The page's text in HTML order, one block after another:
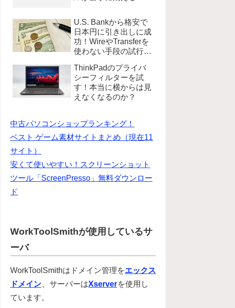
U.S. Bankから格安で
日本円に引き出しに成
功！WireやTransferを
使わない手段の試行錯
ThinkPadのプライバ
シーフィルターを試
す！本当に横からは見
えなくなるのか？
中古パソコンショップランキング！
ベスト ゲーム素材サイトまとめ（現在11
サイト）
安くて使いやすい！スクリーンショット
ツール「ScreenPresso」無料ダウンロー
ド
WorkToolSmithが使用しているサ
ーバ
WorkToolSmithはドメイン管理をエックス
ドメイン 、サーバーはXserverを使用し
ています。